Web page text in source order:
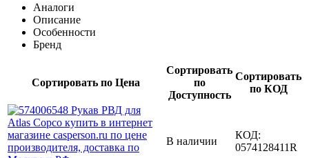
Аналоги
Описание
Особенности
Бренд
Сортировать по Цена
Сортировать
по
Доступность
Сортировать
по КОД
В наличии
КОД:
0574128411R